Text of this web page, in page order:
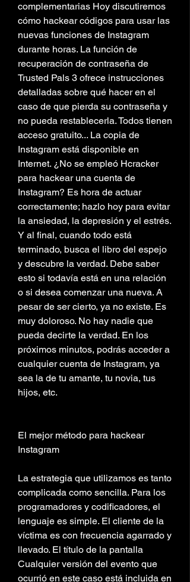
complementarias Hoy discutiremos
cómo hackear códigos para usar las
nuevas funciones de Instagram
durante horas. La función de
recuperación de contraseña de
Trusted Pals 3 ofrece instrucciones
detalladas sobre qué hacer en el
caso de que pierda su contraseña y
no pueda restablecerla. Todos tienen
acceso gratuito... La copia de
Instagram está disponible en
Internet. ¿No se empleó Hcracker
para hackear una cuenta de
Instagram? Es hora de actuar
correctamente; hazlo hoy para evitar
la ansiedad, la depresión y el estrés.
Y al final, cuando todo está
terminado, busca el libro del espejo
y descubre la verdad. Debe saber
esto si todavía está en una relación
o si desea comenzar una nueva. A
pesar de ser cierto, ya no existe. Es
muy doloroso. No hay nadie que
pueda decirte la verdad. En los
próximos minutos, podrás acceder a
cualquier cuenta de Instagram, ya
sea la de tu amante, tu novia, tus
hijos, etc.
El mejor método para hackear
Instagram
La estrategia que utilizamos es tanto
complicada como sencilla. Para los
programadores y codificadores, el
lenguaje es simple. El cliente de la
víctima es con frecuencia agarrado y
llevado. El título de la pantalla
Cualquier versión del evento que
ocurrió en este caso está incluida en